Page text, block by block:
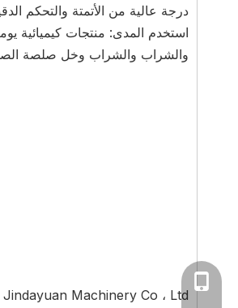
درجة عالية من الأتمتة والتحكم
استخدم المدى: منتجات كيميائية
والشراب والشراب وخل صلصة
0086-